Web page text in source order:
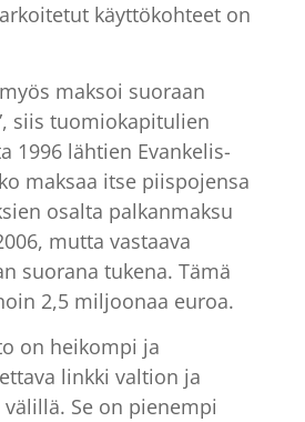
käyttökohteet on
maksoi suoraan
siis tuomiokapitulien
1996 lähtien Evankelis-
maksaa itse piispojensa
osalta palkanmaksu
mutta vastaava
suorana tukena. Tämä
2,5 miljoonaa euroa.
on heikompi ja
linkki valtion ja
Se on pienempi